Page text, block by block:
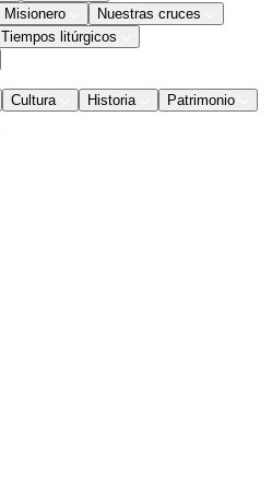
Misionero
Nuestras cruces
Tiempos litúrgicos
Cultura Historia
Patrimonio